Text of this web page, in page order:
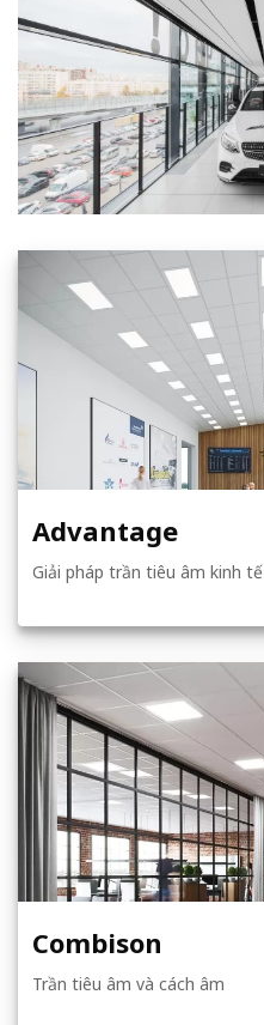
Advantage
Giải pháp trần tiêu âm kinh tế
Combison
Trần tiêu âm và cách âm